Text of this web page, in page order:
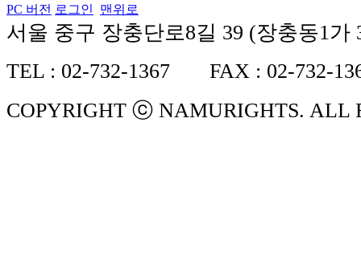
PC 버전 로그인 맨위로
서울 중구 장충단로8길 39 (장충동1가
TEL : 02-732-1367 FAX : 02-732-
COPYRIGHT ⓒ NAMURIGHTS. ALL